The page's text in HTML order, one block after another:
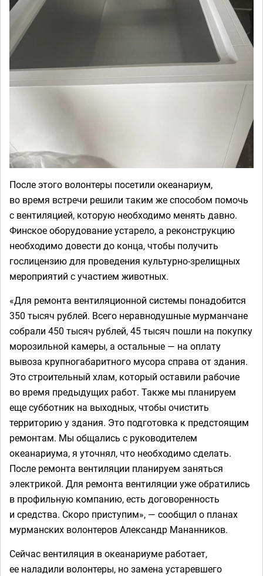
После этого волонтеры посетили океанариум,
во время встречи решили таким же способом помочь
с вентиляцией, которую необходимо менять давно.
Финское оборудование устарело, а реконструкцию
необходимо довести до конца, чтобы получить
гослицензию для проведения культурно-зрелищных
мероприятий с участием животных.
«Для ремонта вентиляционной системы понадобится
350 тысяч рублей. Всего неравнодушные мурманчане
собрали 450 тысяч рублей, 45 тысяч пошли на покупку
морозильной камеры, а остальные — на оплату
вывоза крупногабаритного мусора справа от здания.
Это строительный хлам, который оставили рабочие
во время предыдущих работ. Также мы планируем
еще субботник на выходных, чтобы очистить
территорию у здания. Это подготовка к предстоящим
ремонтам. Мы общались с руководителем
океанариума, я уточнял, что необходимо сделать.
После ремонта вентиляции планируем заняться
электрикой. Для ремонта вентиляции уже обратились
в профильную компанию, есть договоренность
и средства. Скоро приступим», — сообщил о планах
мурманских волонтеров Александр Мананников.
Сейчас вентиляция в океанариуме работает,
ее наладили волонтеры, но замена устаревшего